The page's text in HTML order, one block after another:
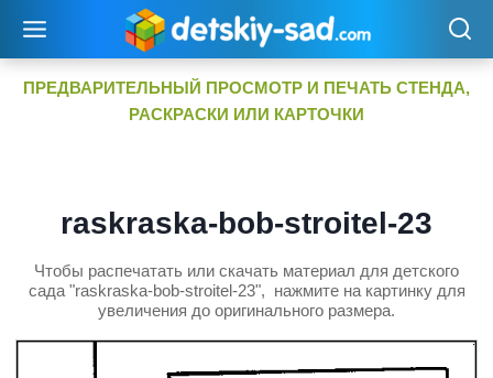
содержимому
ПРЕДВАРИТЕЛЬНЫЙ ПРОСМОТР И ПЕЧАТЬ СТЕНДА,
РАСКРАСКИ ИЛИ КАРТОЧКИ
raskraska-bob-stroitel-23
Чтобы распечатать или скачать материал для детского
сада "raskraska-bob-stroitel-23", нажмите на картинку для
увеличения до оригинального размера.